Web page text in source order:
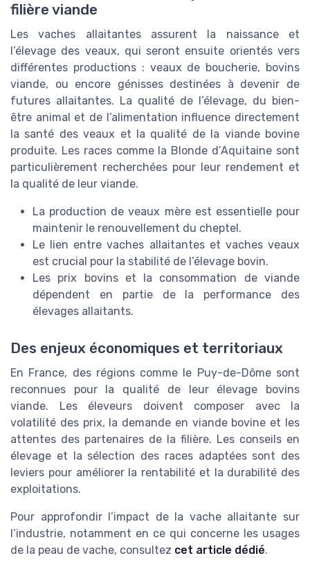
filière viande
Les vaches allaitantes assurent la naissance et
l’élevage des veaux, qui seront ensuite orientés vers
différentes productions : veaux de boucherie, bovins
viande, ou encore génisses destinées à devenir de
futures allaitantes. La qualité de l’élevage, du bien-
être animal et de l’alimentation influence directement
la santé des veaux et la qualité de la viande bovine
produite. Les races comme la Blonde d’Aquitaine sont
particulièrement recherchées pour leur rendement et
la qualité de leur viande.
La production de veaux mère est essentielle pour
maintenir le renouvellement du cheptel.
Le lien entre vaches allaitantes et vaches veaux
est crucial pour la stabilité de l’élevage bovin.
Les prix bovins et la consommation de viande
dépendent en partie de la performance des
élevages allaitants.
Des enjeux économiques et territoriaux
En France, des régions comme le Puy-de-Dôme sont
reconnues pour la qualité de leur élevage bovins
viande. Les éleveurs doivent composer avec la
volatilité des prix, la demande en viande bovine et les
attentes des partenaires de la filière. Les conseils en
élevage et la sélection des races adaptées sont des
leviers pour améliorer la rentabilité et la durabilité des
exploitations.
Pour approfondir l’impact de la vache allaitante sur
l’industrie, notamment en ce qui concerne les usages
de la peau de vache, consultez cet article dédié.